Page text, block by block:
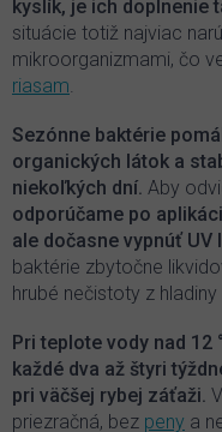
kyslík, je ich doplnenie
situácie totiž najviac
mikroorganizmami, čo
riasam.
Sezónne baktérie
organických látok a
niekoľkých dní. Aby
odporúčame po
ale dočasne vypnúť UV
baktérie zbytočne
hrubé nečistoty z hladiny
Pri teplote vody nad 12
každé dva až štyri
pri väčšej rybej záťaži.
priezračná, bez peny a